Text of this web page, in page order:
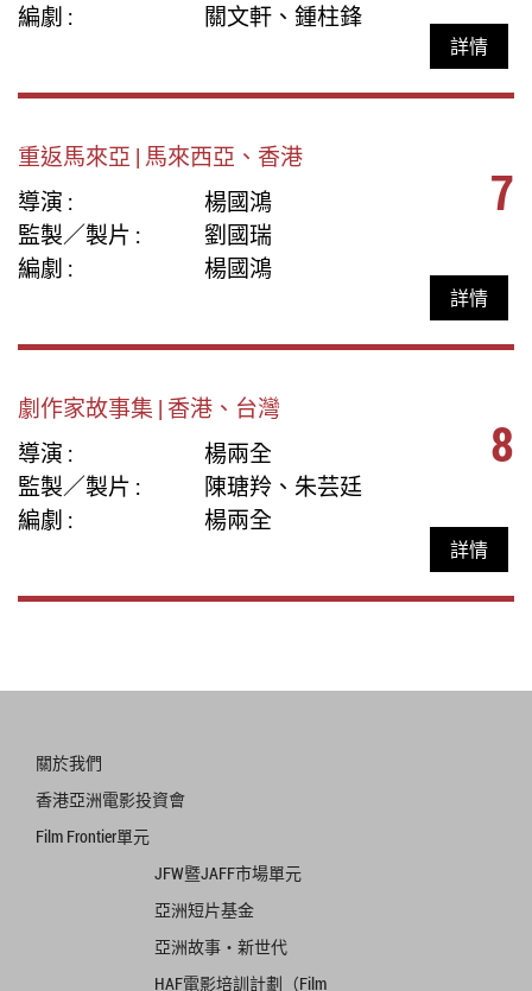
編劇 :
關文軒、鍾柱鋒
詳情
重返馬來亞 | 馬來西亞、香港
導演 :
楊國鴻
監製／製片 :
劉國瑞
編劇 :
楊國鴻
7
詳情
劇作家故事集 | 香港、台灣
導演 :
楊兩全
監製／製片 :
陳瑭羚、朱芸廷
編劇 :
楊兩全
8
詳情
關於我們
香港亞洲電影投資會
Film Frontier單元
JFW暨JAFF市場單元
亞洲短片基金
亞洲故事‧新世代
HAF電影培訓計劃（Film